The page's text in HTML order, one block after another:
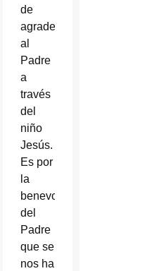
de
agradecimiento
al
Padre
a
través
del
niño
Jesús.
Es por
la
benevolencia
del
Padre
que se
nos ha